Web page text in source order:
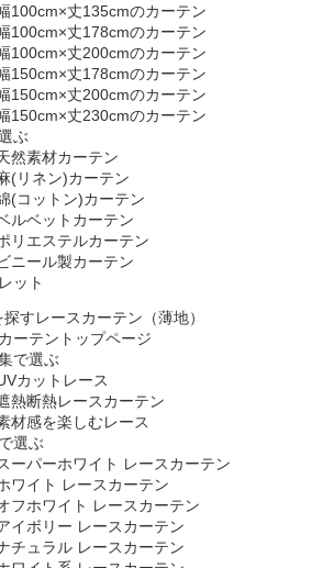
100cm×丈135cmのカーテン
100cm×丈178cmのカーテン
100cm×丈200cmのカーテン
150cm×丈178cmのカーテン
150cm×丈200cmのカーテン
150cm×丈230cmのカーテン
ぶ
然素材カーテン
(リネン)カーテン
(コットン)カーテン
ルベットカーテン
リエステルカーテン
ニール製カーテン
ット
レースカーテン（薄地）
ーテントップページ
で選ぶ
カットレース
熱断熱レースカーテン
材感を楽しむレース
選ぶ
ーパーホワイト レースカーテン
ワイト レースカーテン
フホワイト レースカーテン
イボリー レースカーテン
チュラル レースカーテン